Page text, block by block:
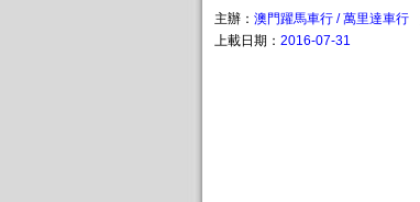
主辦： 澳門躍馬車行 / 萬里達車行
上載日期： 2016-07-31